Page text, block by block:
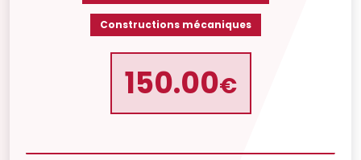
Constructions mécaniques
150.00€